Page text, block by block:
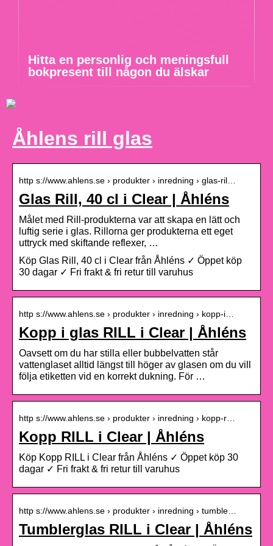
Hitta en personlig och meningsfull
bokpresent till någon du älskar
Åhlens rill glas
http s://www.ahlens.se › produkter › inredning › glas-ril…
Glas Rill, 40 cl i Clear | Åhléns
Målet med Rill-produkterna var att skapa en lätt och
luftig serie i glas. Rillorna ger produkterna ett eget
uttryck med skiftande reflexer, …
Köp Glas Rill, 40 cl i Clear från Åhléns ✓ Öppet köp
30 dagar ✓ Fri frakt & fri retur till varuhus
http s://www.ahlens.se › produkter › inredning › kopp-i…
Kopp i glas RILL i Clear | Åhléns
Oavsett om du har stilla eller bubbelvatten står
vattenglaset alltid längst till höger av glasen om du vill
följa etiketten vid en korrekt dukning. För …
http s://www.ahlens.se › produkter › inredning › kopp-r…
Kopp RILL i Clear | Åhléns
Köp Kopp RILL i Clear från Åhléns ✓ Öppet köp 30
dagar ✓ Fri frakt & fri retur till varuhus
http s://www.ahlens.se › produkter › inredning › tumble…
Tumblerglas RILL i Clear | Åhléns